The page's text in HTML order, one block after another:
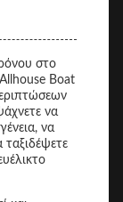
στο
Boat
να
να